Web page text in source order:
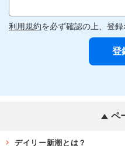
利用規約を必ず確認の上、登録
ペ
デイリー新潮とは？